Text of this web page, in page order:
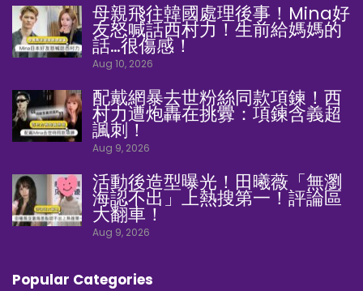
母親飛往韓國處理後事！Mina好
友怒喊話西村力！生前給媽媽的
話…很傷感！
Aug 10, 2026
配戴網暴去世粉絲同款項鍊！西
村力遭炮轟在挑釁：項鍊含義超
諷刺！
Aug 9, 2026
活動後造型曝光！田曦薇「無瀏
海認不出」上熱搜第一！評論區
大翻車！
Aug 9, 2026
Popular Categories